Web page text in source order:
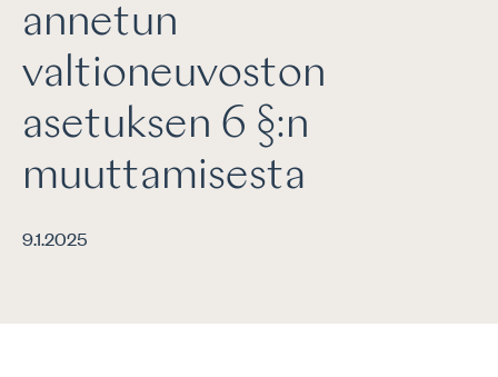
annetun
valtioneuvoston
asetuksen 6 §:n
muuttamisesta
9.1.2025